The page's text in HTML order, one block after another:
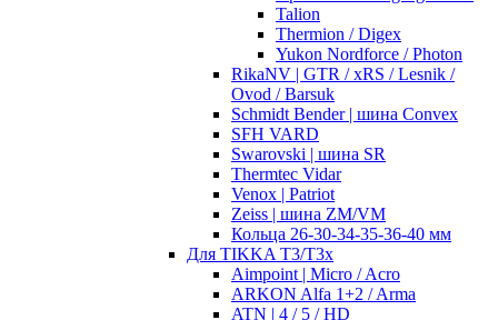
Talion
Thermion / Digex
Yukon Nordforce / Photon
RikaNV | GTR / xRS / Lesnik /
Ovod / Barsuk
Schmidt Bender | шина Convex
SFH VARD
Swarovski | шина SR
Thermtec Vidar
Venox | Patriot
Zeiss | шина ZM/VM
Кольца 26-30-34-35-36-40 мм
Для TIKKA T3/T3x
Aimpoint | Micro / Acro
ARKON Alfa 1+2 / Arma
ATN | 4 / 5 / HD